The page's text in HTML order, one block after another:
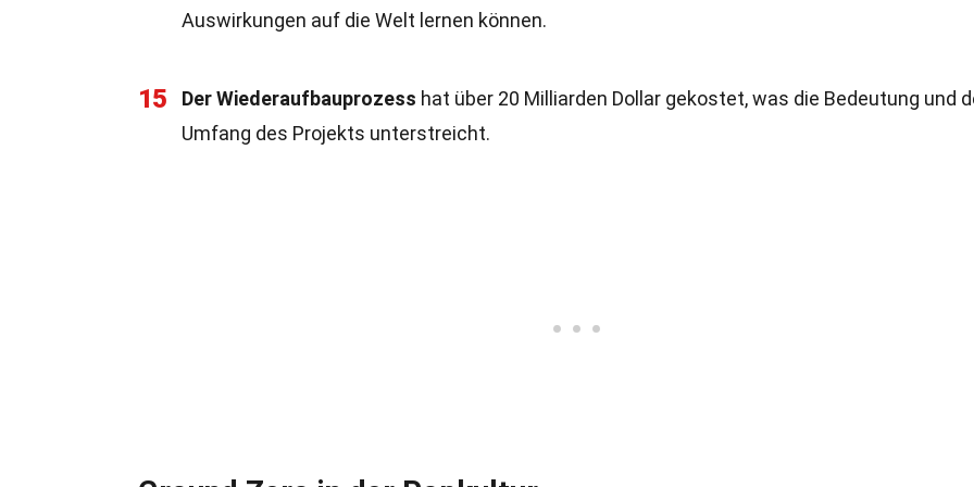
Auswirkungen auf die Welt lernen können.
15 Der Wiederaufbauprozess hat über 20 Milliarden Dollar gekostet, was die Bedeutung und
Umfang des Projekts unterstreicht.